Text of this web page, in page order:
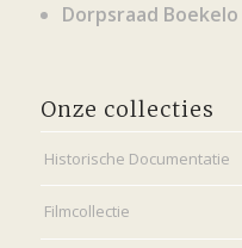
Dorpsraad Boekelo
Onze collecties
Historische Documentatie
Filmcollectie